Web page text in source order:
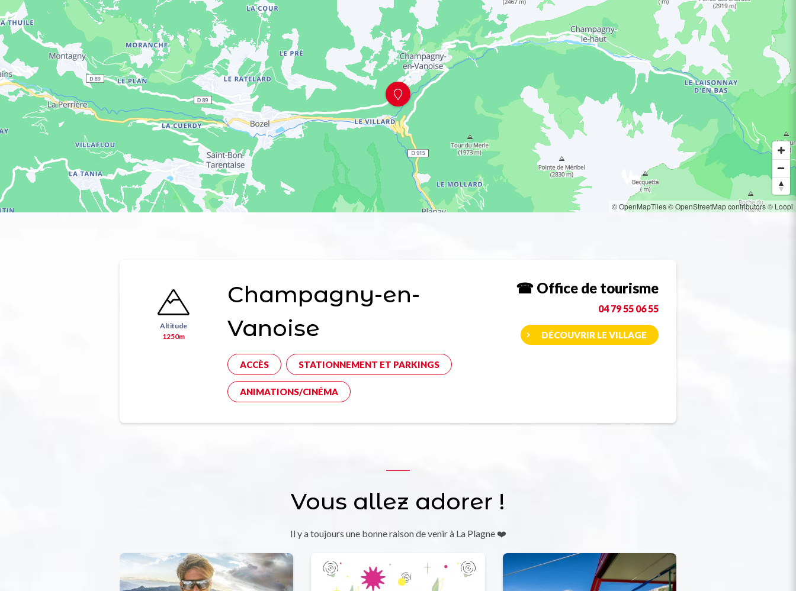
© OpenMapTiles© OpenStreetMap contributors© Loopi
Altitude
1250m
Champagny-en-
Vanoise
ACCÈS STATIONNEMENT ET PARKINGS
ANIMATIONS/CINÉMA
☎ Office de tourisme
04 79 55 06 55
DÉCOUVRIR LE VILLAGE
Vous allez adorer !
Il y a toujours une bonne raison de venir à La Plagne ❤️